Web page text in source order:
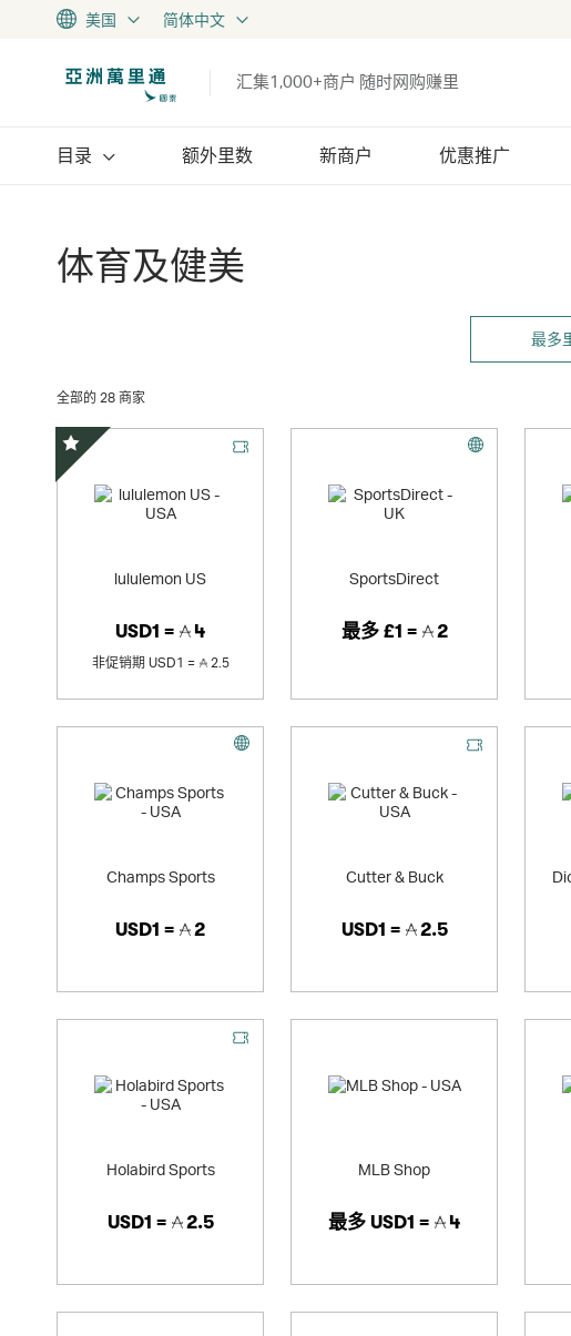
美国 简体中文
汇集1,000+商户 随时网购赚里
目录 额外里数 新商户 优惠推广
体育及健美
最多
全部的 28 商家
lululemon US
USD1 = 4
非促销期 USD1 = 2.5
精选优惠
SportsDirect
最多£1 = 2
Champs Sports
USD1 = 2
Cutter & Buck
USD1 = 2.5
Holabird Sports
USD1 = 2.5
MLB Shop
最多 USD1 = 4